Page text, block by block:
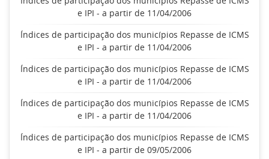
e IPI - a partir de 11/04/2006
Índices de participação dos municípios Repasse de ICMS
e IPI - a partir de 11/04/2006
Índices de participação dos municípios Repasse de ICMS
e IPI - a partir de 11/04/2006
Índices de participação dos municípios Repasse de ICMS
e IPI - a partir de 11/04/2006
Índices de participação dos municípios Repasse de ICMS
e IPI - a partir de 09/05/2006